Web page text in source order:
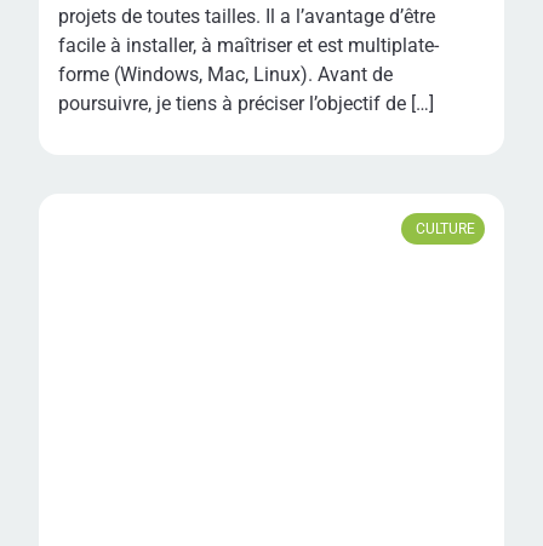
projets de toutes tailles. Il a l’avantage d’être
facile à installer, à maîtriser et est multiplate-
forme (Windows, Mac, Linux). Avant de
poursuivre, je tiens à préciser l’objectif de […]
CULTURE